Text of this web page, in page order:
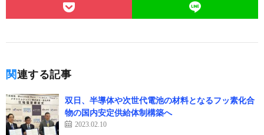
関連する記事
双日、半導体や次世代電池の材料となるフッ素化合
物の国内安定供給体制構築へ
2023.02.10